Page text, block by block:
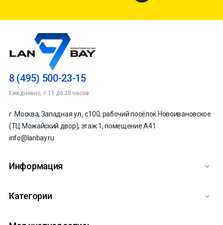
8 (495) 500-23-15
Ежедневно, с 11 до 20 часов
г. Москва, Западная ул., с100, рабочий посёлок Новоивановское
(ТЦ Можайский двор), этаж 1, помещение А41
info@lanbay.ru
Информация 
Категории 